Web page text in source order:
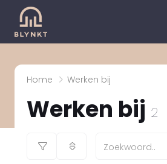
Home Werken bij
Werken bij 2